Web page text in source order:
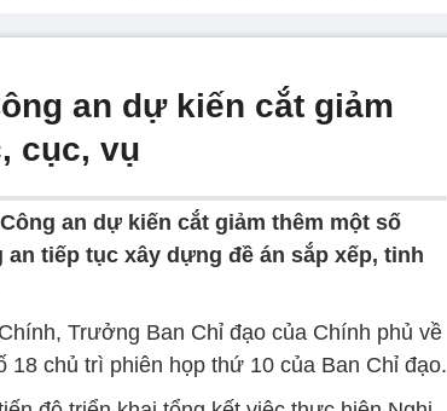
an dự kiến cắt giảm
cục, vụ
an dự kiến cắt giảm thêm một số
tiếp tục xây dựng đề án sắp xếp, tinh
Trưởng Ban Chỉ đạo của Chính phủ về
18 chủ trì phiên họp thứ 10 của Ban Chỉ đạo.